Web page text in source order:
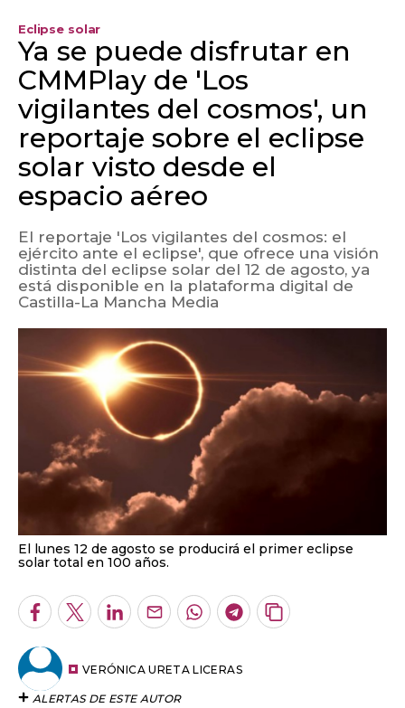
Eclipse solar
Ya se puede disfrutar en
CMMPlay de 'Los
vigilantes del cosmos', un
reportaje sobre el eclipse
solar visto desde el
espacio aéreo
El reportaje 'Los vigilantes del cosmos: el
ejército ante el eclipse', que ofrece una visión
distinta del eclipse solar del 12 de agosto, ya
está disponible en la plataforma digital de
Castilla-La Mancha Media
El lunes 12 de agosto se producirá el primer eclipse
solar total en 100 años.
Facebook
TwitterLinkedInEnviarWhatsapp
Telegram
Copiar
VERÓNICA URETA LICERAS
ALERTAS DE ESTE AUTOR